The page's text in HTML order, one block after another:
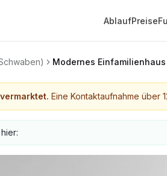
AblaufPreise
Modernes
Eine Kontaktaufnahme über